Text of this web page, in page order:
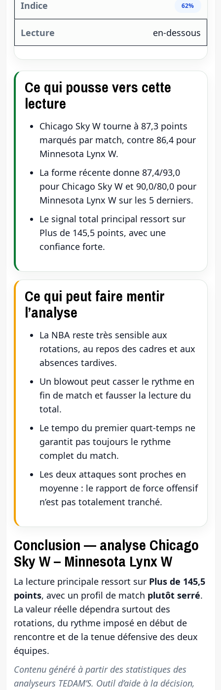
62%
en-dessous
Ce qui pousse vers cette
lecture
Chicago Sky W tourne à 87,3 points
marqués par match, contre 86,4 pour
Minnesota Lynx W.
La forme récente donne 87,4/93,0
pour Chicago Sky W et 90,0/80,0 pour
Minnesota Lynx W sur les 5 derniers.
Le signal total principal ressort sur
Plus de 145,5 points, avec une
confiance forte.
Ce qui peut faire mentir
l’analyse
La NBA reste très sensible aux
rotations, au repos des cadres et aux
absences tardives.
Un blowout peut casser le rythme en
fin de match et fausser la lecture du
total.
Le tempo du premier quart-temps ne
garantit pas toujours le rythme
complet du match.
Les deux attaques sont proches en
moyenne : le rapport de force offensif
n’est pas totalement tranché.
Conclusion — analyse Chicago
Sky W – Minnesota Lynx W
La lecture principale ressort sur Plus de 145,5
points, avec un profil de match plutôt serré.
La valeur réelle dépendra surtout des
rotations, du rythme imposé en début de
rencontre et de la tenue défensive des deux
équipes.
Contenu généré à partir des statistiques des
analyseurs TEDAM’S. Outil d’aide à la décision,